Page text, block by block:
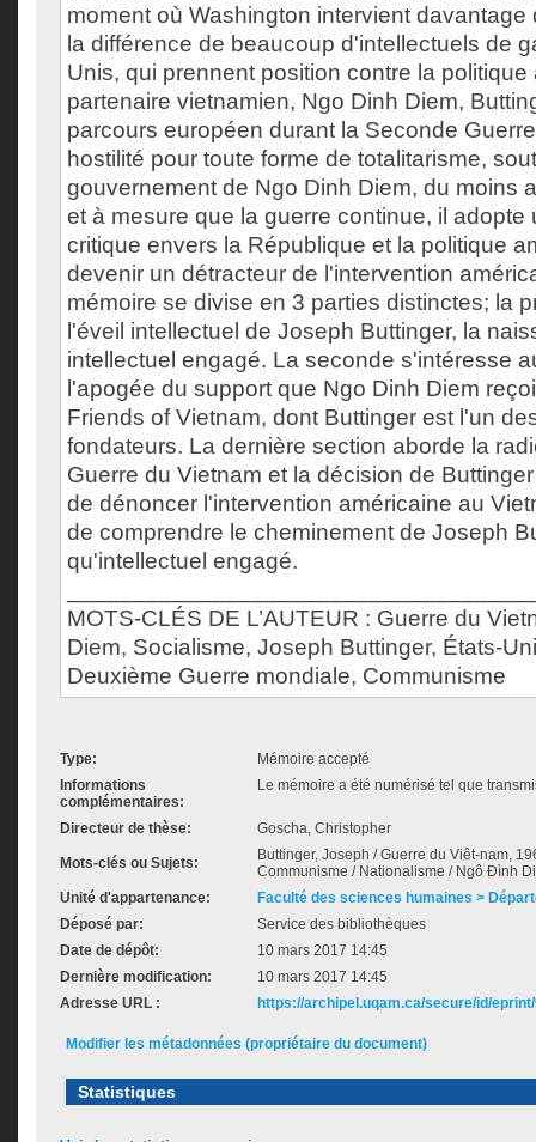
moment où Washington intervient davantage
la différence de beaucoup d'intellectuels de
Unis, qui prennent position contre la politique
partenaire vietnamien, Ngo Dinh Diem,
parcours européen durant la Seconde
hostilité pour toute forme de totalitarisme,
gouvernement de Ngo Dinh Diem, du moins
et à mesure que la guerre continue, il adopte
critique envers la République et la politique
devenir un détracteur de l'intervention
mémoire se divise en 3 parties distinctes; la
l'éveil intellectuel de Joseph Buttinger, la
intellectuel engagé. La seconde s'intéresse
l'apogée du support que Ngo Dinh Diem
Friends of Vietnam, dont Buttinger est l'un
fondateurs. La dernière section aborde la
Guerre du Vietnam et la décision de
de dénoncer l'intervention américaine au
de comprendre le cheminement de Joseph
qu'intellectuel engagé.
MOTS-CLÉS DE L’AUTEUR : Guerre du
Diem, Socialisme, Joseph Buttinger, États-
Deuxième Guerre mondiale, Communisme
Type:
Mémoire accepté
Informations
complémentaires:
Le mémoire a été numérisé tel que
Directeur de thèse: Goscha, Christopher
Mots-clés ou Sujets:
Buttinger, Joseph / Guerre du Viêt-nam,
Communisme / Nationalisme / Ngô Đình
Unité d'appartenance:
Faculté des sciences humaines >
Déposé par:
Service des bibliothèques
Date de dépôt:
10 mars 2017 14:45
Dernière modification:
10 mars 2017 14:45
Adresse URL :
https://archipel.uqam.ca/secure/id/
Modifier les métadonnées (propriétaire du document)
Statistiques